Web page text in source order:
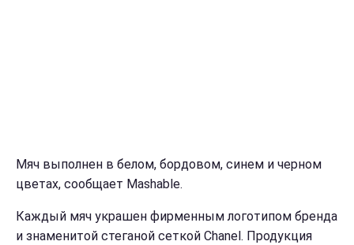
Мяч выполнен в белом, бордовом, синем и черном
цветах, сообщает Mashable.
Каждый мяч украшен фирменным логотипом бренда
и знаменитой стеганой сеткой Chanel. Продукция